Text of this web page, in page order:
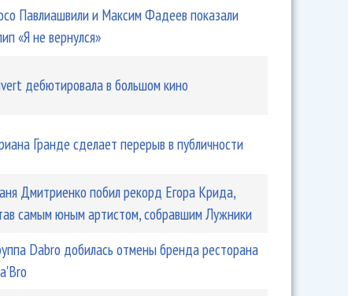
нетрадиционную пагубную привычку
Павлиашвили и Максим Фадеев показали
«Я не вернулся»
дебютировала в большом кино
Гранде сделает перерыв в публичности
Дмитриенко побил рекорд Егора Крида,
самым юным артистом, собравшим Лужники
Dabro добилась отмены бренда ресторана